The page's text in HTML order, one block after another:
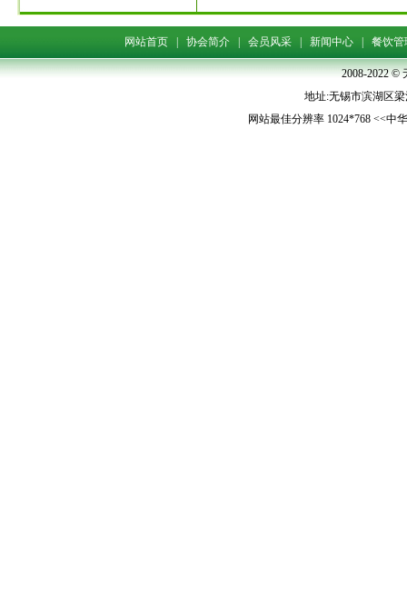
网站首页 协会简介 会员风采 新闻中心 餐饮管
2008-2022 ©
地址:无锡市滨湖区梁
网站最佳分辨率 1024*768 <<中